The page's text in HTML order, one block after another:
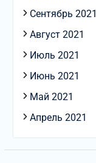
Сентябрь 2021
Август 2021
Июль 2021
Июнь 2021
Май 2021
Апрель 2021